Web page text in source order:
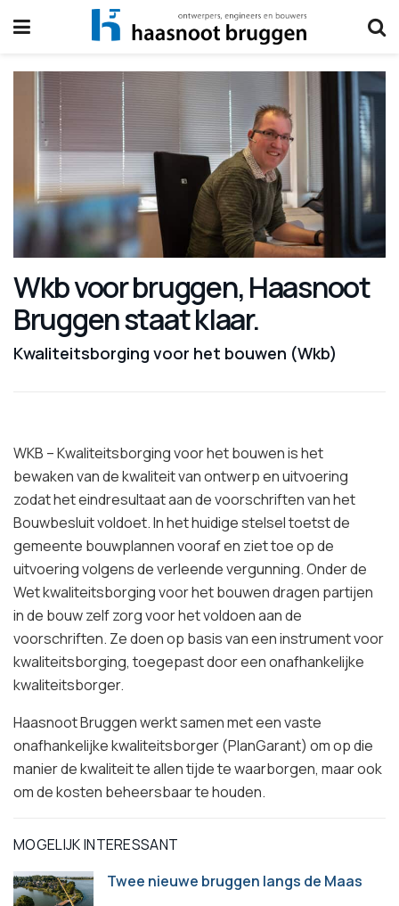
Wkb voor bruggen, Haasnoot
Bruggen staat klaar.
Kwaliteitsborging voor het bouwen (Wkb)
WKB – Kwaliteitsborging voor het bouwen is het
bewaken van de kwaliteit van ontwerp en uitvoering
zodat het eindresultaat aan de voorschriften van het
Bouwbesluit voldoet. In het huidige stelsel toetst de
gemeente bouwplannen vooraf en ziet toe op de
uitvoering volgens de verleende vergunning. Onder de
Wet kwaliteitsborging voor het bouwen dragen partijen
in de bouw zelf zorg voor het voldoen aan de
voorschriften. Ze doen op basis van een instrument voor
kwaliteitsborging, toegepast door een onafhankelijke
kwaliteitsborger.
Haasnoot Bruggen werkt samen met een vaste
onafhankelijke kwaliteitsborger (PlanGarant) om op die
manier de kwaliteit te allen tijde te waarborgen, maar ook
om de kosten beheersbaar te houden.
MOGELIJK INTERESSANT
Twee nieuwe bruggen langs de Maas